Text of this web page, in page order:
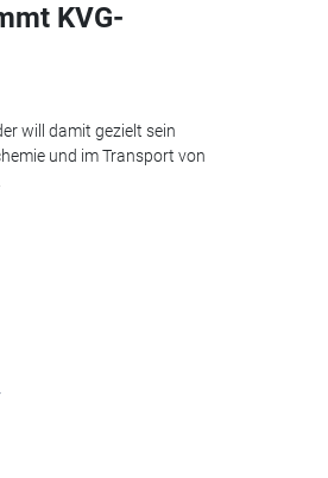
KVG-
will damit gezielt sein
und im Transport von